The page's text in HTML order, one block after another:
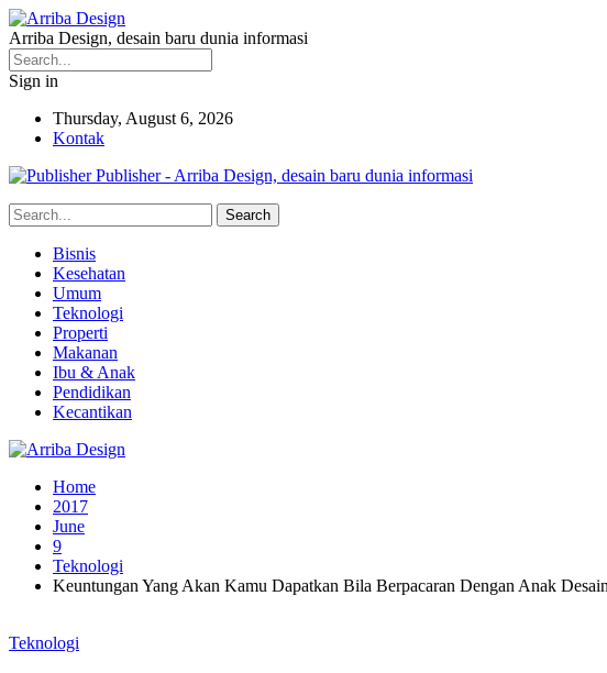
Arriba Design, desain baru dunia informasi
Sign in
Thursday, August 6, 2026
Kontak
Publisher - Arriba Design, desain baru dunia informasi
Bisnis
Kesehatan
Umum
Teknologi
Properti
Makanan
Ibu & Anak
Pendidikan
Kecantikan
Home
2017
June
9
Teknologi
Keuntungan Yang Akan Kamu Dapatkan Bila Berpacaran Dengan Anak
Teknologi